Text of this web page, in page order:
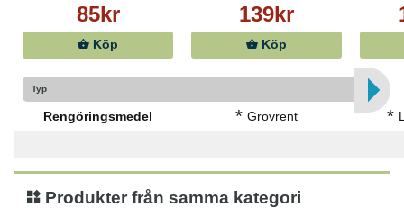
85kr
Köp
139kr
Köp
Typ
Rengöringsmedel * Grovrent *
Produkter från samma kategori